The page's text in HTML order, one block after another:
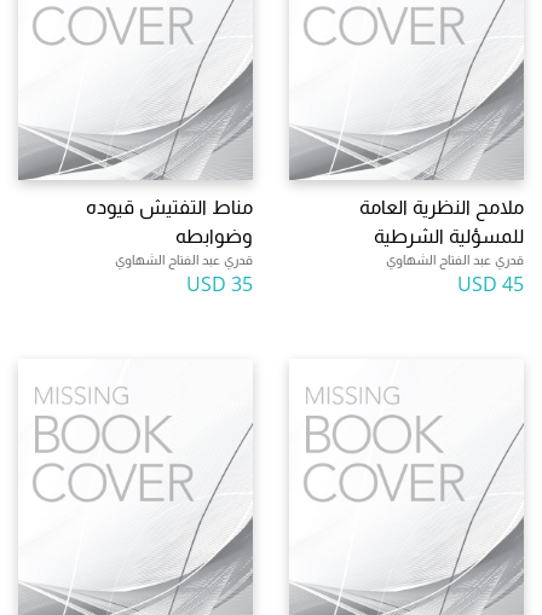
ملامح النظرية العامة
للمسؤلية الشرطية
قدري عبد الفتاح الشهاوي
45 USD
مناط التفتيش قيوده
وضوابطه
قدري عبد الفتاح الشهاوي
35 USD